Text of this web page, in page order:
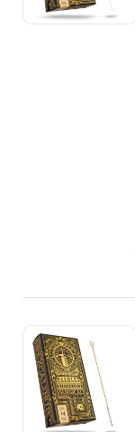
Цена
Количество